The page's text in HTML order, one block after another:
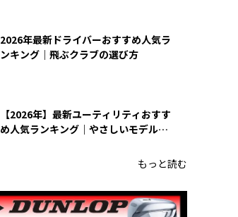
2026年最新ドライバーおすすめ人気ラ
ンキング｜飛ぶクラブの選び方
【2026年】最新ユーティリティおすす
め人気ランキング｜やさしいモデルの
もっと読む